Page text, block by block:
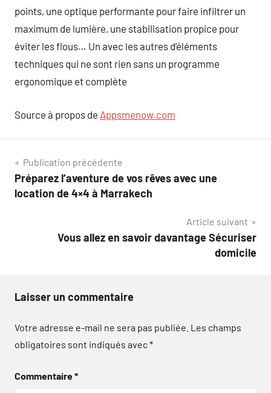
points, une optique performante pour faire infiltrer un
maximum de lumière, une stabilisation propice pour
éviter les flous… Un avec les autres d’éléments
techniques qui ne sont rien sans un programme
ergonomique et complète
Source à propos de Appsmenow.com
Navigation
de
Publication précédente
Préparez l’aventure de vos rêves avec une
location de 4×4 à Marrakech
Article suivant
Vous allez en savoir davantage Sécuriser
domicile
Laisser un commentaire
Votre adresse e-mail ne sera pas publiée. Les champs
obligatoires sont indiqués avec*
Commentaire*